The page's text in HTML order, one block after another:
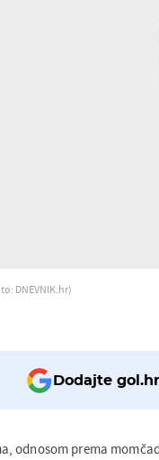
DNEVNIK.hr)
Dodajte
odnosom prema